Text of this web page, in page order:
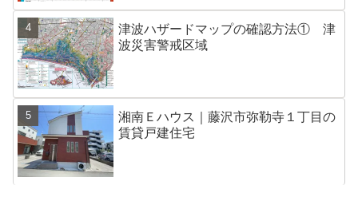
津波ハザードマップの確認方法① 津
波災害警戒区域
湘南Ｅハウス｜藤沢市弥勒寺１丁目の
賃貸戸建住宅